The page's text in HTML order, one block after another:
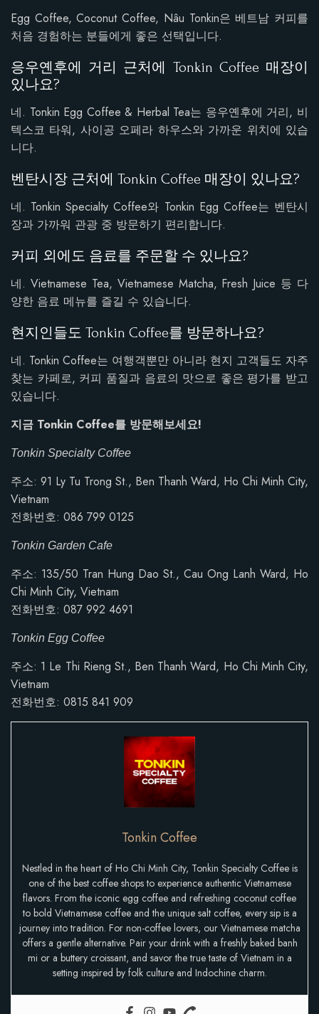
Egg Coffee, Coconut Coffee, Nâu Tonkin은 베트남 커피를
처음 경험하는 분들에게 좋은 선택입니다.
응우옌후에 거리 근처에 Tonkin Coffee 매장이
있나요?
네. Tonkin Egg Coffee & Herbal Tea는 응우옌후에 거리, 비
텍스코 타워, 사이공 오페라 하우스와 가까운 위치에 있습
니다.
벤탄시장 근처에 Tonkin Coffee 매장이 있나요?
네. Tonkin Specialty Coffee와 Tonkin Egg Coffee는 벤탄시
장과 가까워 관광 중 방문하기 편리합니다.
커피 외에도 음료를 주문할 수 있나요?
네. Vietnamese Tea, Vietnamese Matcha, Fresh Juice 등 다
양한 음료 메뉴를 즐길 수 있습니다.
현지인들도 Tonkin Coffee를 방문하나요?
네. Tonkin Coffee는 여행객뿐만 아니라 현지 고객들도 자주
찾는 카페로, 커피 품질과 음료의 맛으로 좋은 평가를 받고
있습니다.
지금 Tonkin Coffee를 방문해보세요!
Tonkin Specialty Coffee
주소: 91 Ly Tu Trong St., Ben Thanh Ward, Ho Chi Minh City,
Vietnam
전화번호: 086 799 0125
Tonkin Garden Cafe
주소: 135/50 Tran Hung Dao St., Cau Ong Lanh Ward, Ho
Chi Minh City, Vietnam
전화번호: 087 992 4691
Tonkin Egg Coffee
주소: 1 Le Thi Rieng St., Ben Thanh Ward, Ho Chi Minh City,
Vietnam
전화번호: 0815 841 909
Tonkin Coffee
Nestled in the heart of Ho Chi Minh City, Tonkin Specialty Coffee is
one of the best coffee shops to experience authentic Vietnamese
flavors. From the iconic egg coffee and refreshing coconut coffee
to bold Vietnamese coffee and the unique salt coffee, every sip is a
journey into tradition. For non-coffee lovers, our Vietnamese matcha
offers a gentle alternative. Pair your drink with a freshly baked banh
mi or a buttery croissant, and savor the true taste of Vietnam in a
setting inspired by folk culture and Indochine charm.